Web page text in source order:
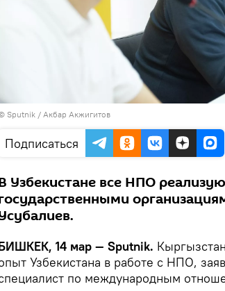
Sputnik / Акбар Акжигитов
Подписаться
Узбекистане все НПО
14 мар — Sputnik.
Узбекистана в работе с НПО,
по международным